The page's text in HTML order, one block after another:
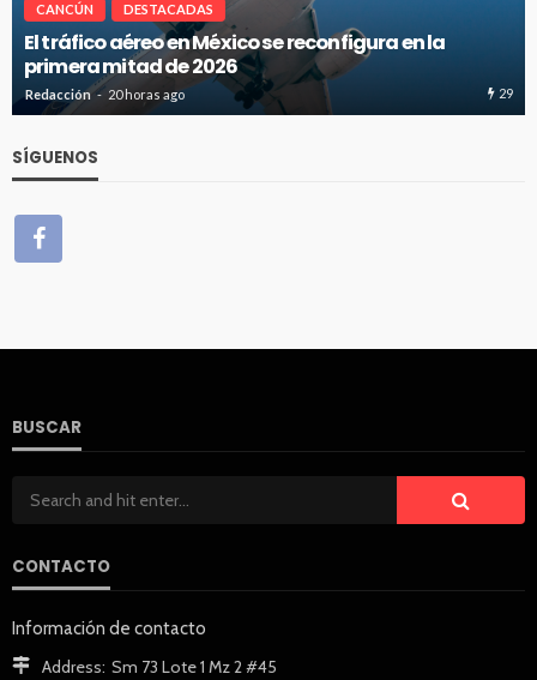
en la
29
CANCÚN DESTACADAS
Cancún-Toronto lidera tráfico aéreo
del Caribe Mexicano
Redacción 20 horas ago
SÍGUENOS
BUSCAR
CONTACTO
Información de contacto
Address: Sm 73 Lote 1 Mz 2 #45